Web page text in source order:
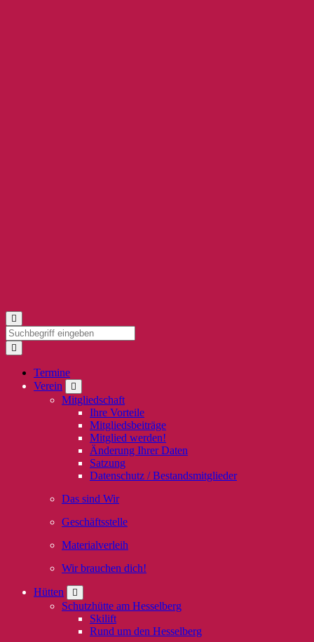
Termine
Verein
Mitgliedschaft
Ihre Vorteile
Mitgliedsbeiträge
Mitglied werden!
Änderung Ihrer Daten
Satzung
Datenschutz / Bestandsmitglieder
Das sind Wir
Geschäftsstelle
Materialverleih
Wir brauchen dich!
Hütten
Schutzhütte am Hesselberg
Skilift
Rund um den Hesselberg